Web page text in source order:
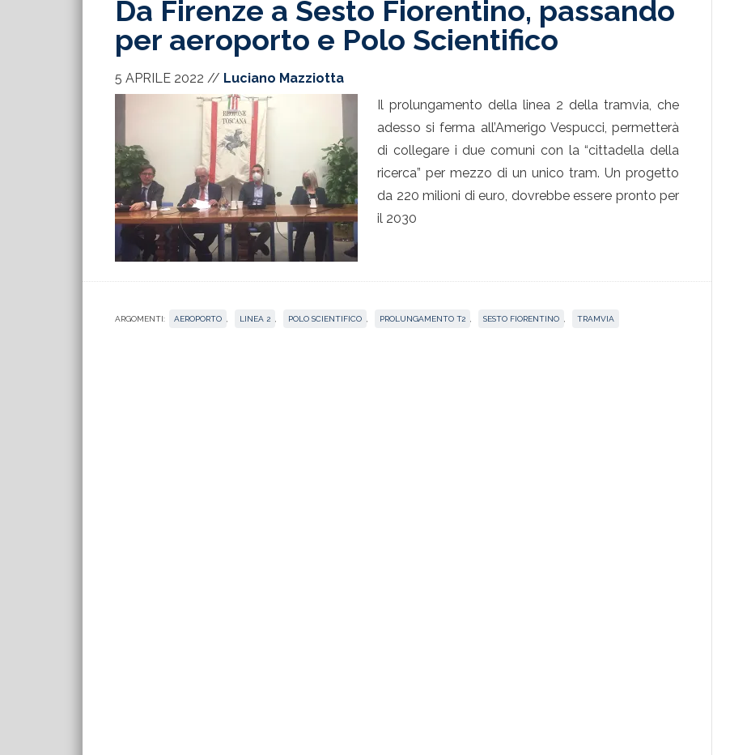
Da Firenze a Sesto Fiorentino, passando
per aeroporto e Polo Scientifico
5 APRILE 2022 // Luciano Mazziotta
Il prolungamento della linea 2 della tramvia, che
adesso si ferma all’Amerigo Vespucci, permetterà
di collegare i due comuni con la “cittadella della
ricerca” per mezzo di un unico tram. Un progetto
da 220 milioni di euro, dovrebbe essere pronto per
il 2030
ARGOMENTI: AEROPORTO LINEA 2 POLO SCIENTIFICO PROLUNGAMENTO T2 SESTO FIORENTINO TRAMVIA